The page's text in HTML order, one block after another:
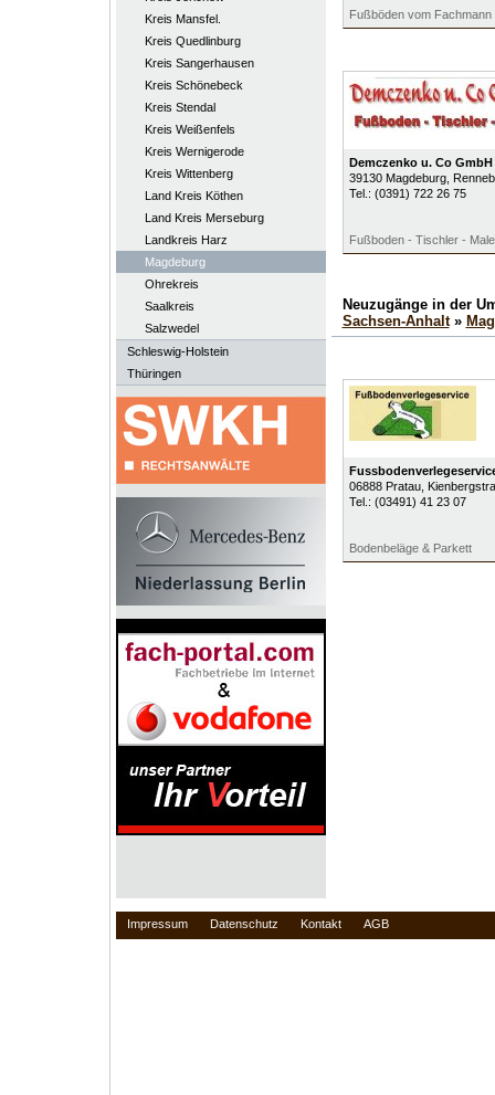
Kreis Mansfel.
Kreis Quedlinburg
Kreis Sangerhausen
Kreis Schönebeck
Kreis Stendal
Kreis Weißenfels
Kreis Wernigerode
Kreis Wittenberg
Land Kreis Köthen
Land Kreis Merseburg
Landkreis Harz
Magdeburg
Ohrekreis
Saalkreis
Salzwedel
Schleswig-Holstein
Thüringen
Fußböden vom Fachmann
Demczenko u. Co GmbH
39130 Magdeburg,
Tel.: (0391) 722 26 75
Fußboden - Tischler -
Neuzugänge in der
Sachsen-Anhalt»
06888 Pratau,
Tel.: (03491) 41 23 07
Bodenbeläge & Parkett
Impressum Datenschutz Kontakt AGB